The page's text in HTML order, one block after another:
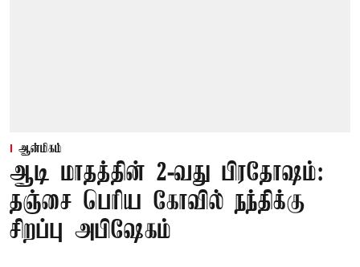
ஆன்மிகம்
ஆடி மாதத்தின் 2-வது பிரதோஷம்:
தஞ்சை பெரிய கோவில் நந்திக்கு
சிறப்பு அபிஷேகம்